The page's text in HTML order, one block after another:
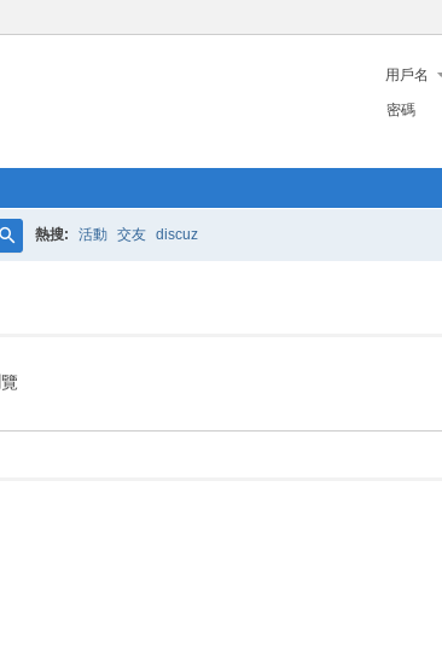
用戶名
密碼
熱搜: 活動 交友 discuz